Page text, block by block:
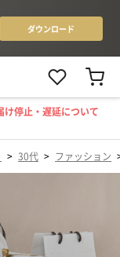
け停止・遅延について
> 30代 > ファッション